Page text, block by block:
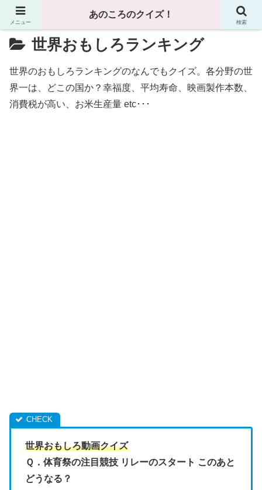
世界おもしろランキング
世界のおもしろランキングのなんでもクイズ。各分野の世
界一は、どこの国か？幸福度、平均寿命、映画製作本数、
消費税が高い、お米生産量 etc･･･
世界おもしろ動画クイズ
Ｑ．体育祭の注目競技 リレーのスタート このあと
どうなる？
メニュー
あのころのクイズ！
検索